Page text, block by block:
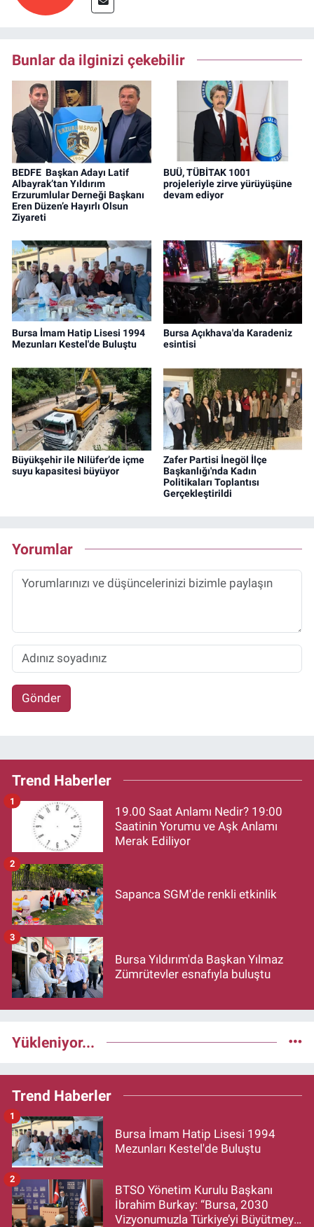
Bunlar da ilginizi çekebilir
BEDFE Başkan Adayı Latif
Albayrak’tan Yıldırım
Erzurumlular Derneği Başkanı
Eren Düzen’e Hayırlı Olsun
Ziyareti
BUÜ, TÜBİTAK 1001
projeleriyle zirve yürüyüşüne
devam ediyor
Bursa İmam Hatip Lisesi 1994
Mezunları Kestel'de Buluştu
Bursa Açıkhava'da Karadeniz
esintisi
Büyükşehir ile Nilüfer’de içme
suyu kapasitesi büyüyor
Zafer Partisi İnegöl İlçe
Başkanlığı'nda Kadın
Politikaları Toplantısı
Gerçekleştirildi
Yorumlar
Gönder
Trend Haberler
19.00 Saat Anlamı Nedir? 19:00
Saatinin Yorumu ve Aşk Anlamı
Merak Ediliyor
1
Sapanca SGM'de renkli etkinlik
2
Bursa Yıldırım'da Başkan Yılmaz
Zümrütevler esnafıyla buluştu
3
Yükleniyor...
Trend Haberler
Bursa İmam Hatip Lisesi 1994
Mezunları Kestel'de Buluştu
1
BTSO Yönetim Kurulu Başkanı
İbrahim Burkay: “Bursa, 2030
Vizyonumuzla Türkiye’yi Büyütmeye
2